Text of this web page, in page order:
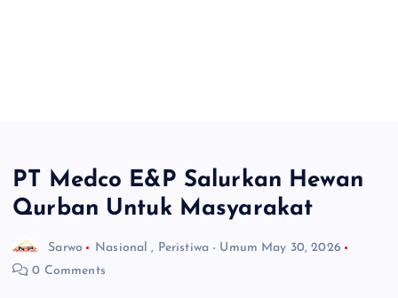
PT Medco E&P Salurkan Hewan
Qurban Untuk Masyarakat
Sarwo Nasional , Peristiwa - Umum May 30, 2026
0 Comments